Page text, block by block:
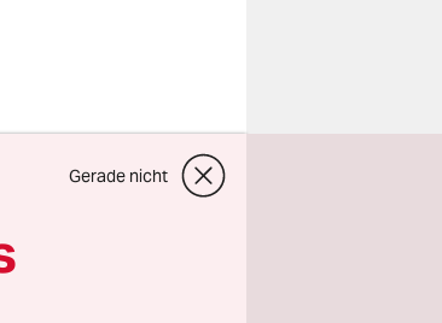
Gerade nicht